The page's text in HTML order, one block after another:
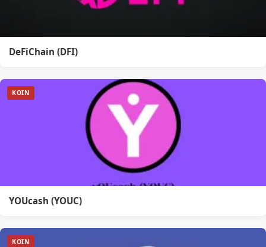
DeFiChain (DFI)
KOIN
YOUcash (YOUC)
KOIN